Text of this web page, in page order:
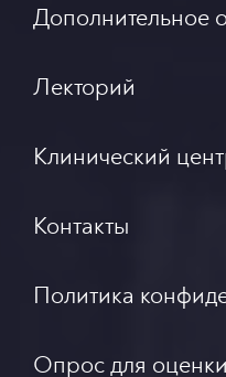
Дополнительное
Лекторий
Клинический
Контакты
Политика
Опрос для